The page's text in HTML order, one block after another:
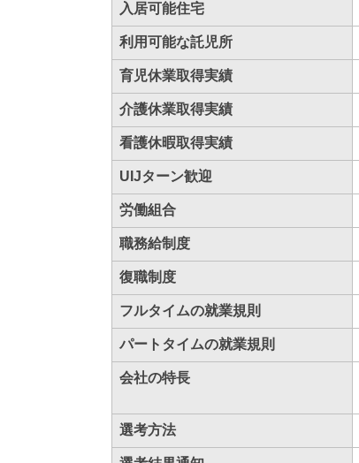
入居可能住宅
利用可能な託児所
育児休業取得実績
介護休業取得実績
看護休暇取得実績
UIJターン歓迎
労働組合
職務給制度
復職制度
フルタイムの就業規則
パートタイムの就業規則
会社の特長
選考方法